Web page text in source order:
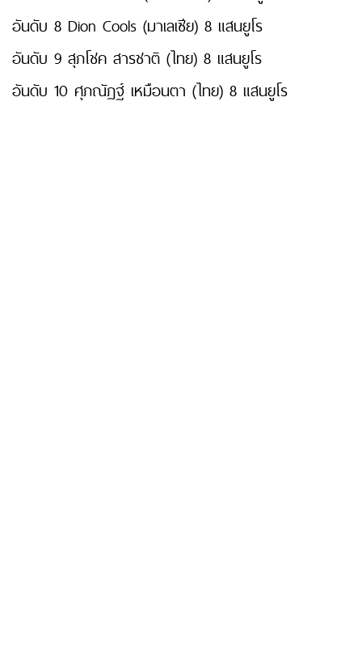
อันดับ 8 Dion Cools (มาเลเซีย) 8 แสนยูโร
อันดับ 9 สุภโชค สารชาติ (ไทย) 8 แสนยูโร
อันดับ 10 ศุภณัฏฐ์ เหมือนตา (ไทย) 8 แสนยูโร